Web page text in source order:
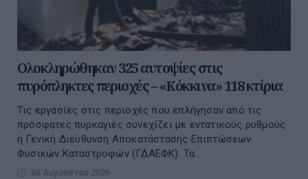
Ολοκληρώθηκαν 325 αυτοψίες στις
πυρόπληκτες περιοχές – «Κόκκινα» 118 κτίρια
Τις εργασίες στις περιοχές που επλήγησαν από τις
πρόσφατες πυρκαγιές συνεχίζει με εντατικούς ρυθμούς
η Γενική Διεύθυνση Αποκατάστασης Επιπτώσεων
Φυσικών Καταστροφών (ΓΔΑΕΦΚ). Τα...
06 Αυγούστου 2026